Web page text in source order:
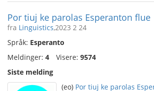
Por tiuj ke parolas Esperanton flue
fra Linguistics,2023 2 24
Språk: Esperanto
Meldinger: 4 Visere: 9574
Siste melding
(eo) Por tiuj ke parolas